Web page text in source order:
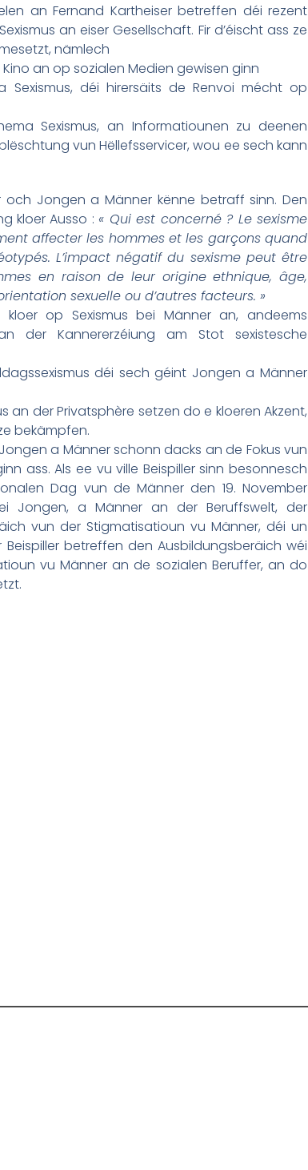
an Fernand Kartheiser betreffen déi rezent
an eiser Gesellschaft. Fir d’éischt ass ze
nämlech
an op sozialen Medien gewisen ginn
Sexismus, déi hirersäits de Renvoi mécht op
Sexismus, an Informatiounen zu deenen
vun Hëllefsservicer, wou ee sech kann
och Jongen a Männer kënne betraff sinn. Den
kloer Ausso : « Qui est concerné ? Le sexisme
affecter les hommes et les garçons quand
L’impact négatif du sexisme peut être
en raison de leur origine ethnique, âge,
sexuelle ou d’autres facteurs. »
op Sexismus bei Männer an, andeems
der Kannererzéiung am Stot sexistesche
déi sech géint Jongen a Männer
an der Privatsphère setzen do e kloeren Akzent,
bekämpfen.
a Männer schonn dacks an de Fokus vun
ass. Als ee vu ville Beispiller sinn besonnesch
Dag vun de Männer den 19. November
Jongen, a Männer an der Beruffswelt, der
vun der Stigmatisatioun vu Männer, déi un
betreffen den Ausbildungsberäich wéi
vu Männer an de sozialen Beruffer, an do